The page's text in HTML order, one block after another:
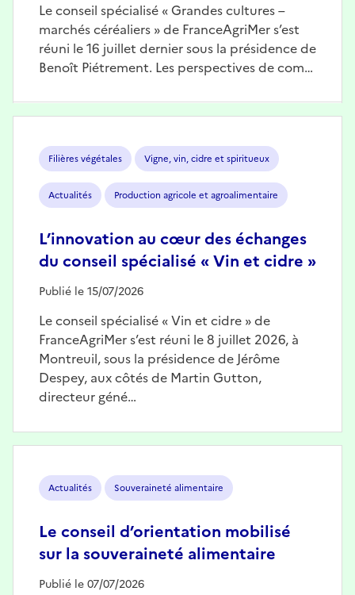
Le conseil spécialisé « Grandes cultures –
marchés céréaliers » de FranceAgriMer s’est
réuni le 16 juillet dernier sous la présidence de
Benoît Piétrement. Les perspectives de com…
Filières végétales Vigne, vin, cidre et spiritueux
Actualités Production agricole et agroalimentaire
L’innovation au cœur des échanges
du conseil spécialisé « Vin et cidre »
Publié le 15/07/2026
Le conseil spécialisé « Vin et cidre » de
FranceAgriMer s’est réuni le 8 juillet 2026, à
Montreuil, sous la présidence de Jérôme
Despey, aux côtés de Martin Gutton,
directeur géné…
Actualités Souveraineté alimentaire
Le conseil d’orientation mobilisé
sur la souveraineté alimentaire
Publié le 07/07/2026